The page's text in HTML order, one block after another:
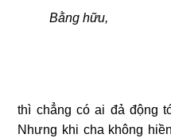
Bằng hữu,
thì chẳng có ai đả động
Nhưng khi cha không